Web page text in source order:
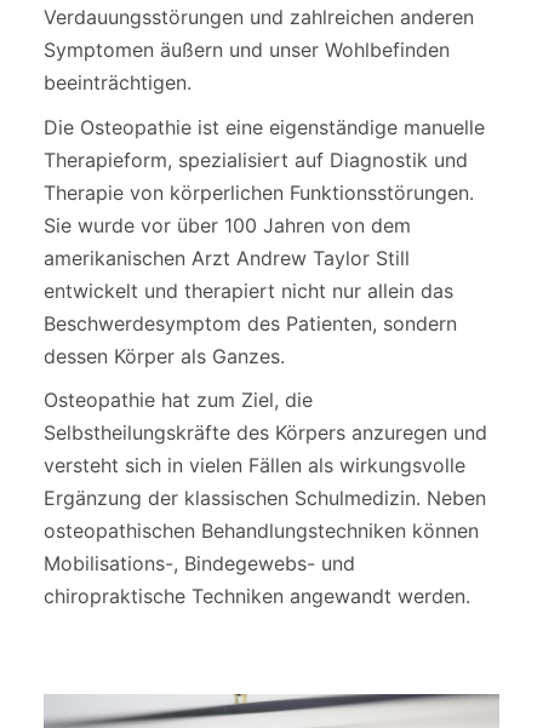
Verdauungsstörungen und zahlreichen anderen
Symptomen äußern und unser Wohlbefinden
beeinträchtigen.
Die Osteopathie ist eine eigenständige manuelle
Therapieform, spezialisiert auf Diagnostik und
Therapie von körperlichen Funktionsstörungen.
Sie wurde vor über 100 Jahren von dem
amerikanischen Arzt Andrew Taylor Still
entwickelt und therapiert nicht nur allein das
Beschwerdesymptom des Patienten, sondern
dessen Körper als Ganzes.
Osteopathie hat zum Ziel, die
Selbstheilungskräfte des Körpers anzuregen und
versteht sich in vielen Fällen als wirkungsvolle
Ergänzung der klassischen Schulmedizin. Neben
osteopathischen Behandlungstechniken können
Mobilisations-, Bindegewebs- und
chiropraktische Techniken angewandt werden.